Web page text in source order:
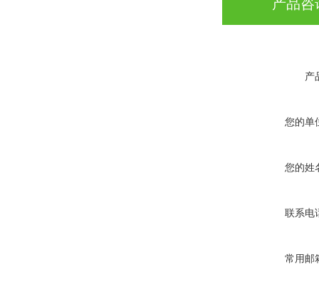
产品咨
产
您的单
您的姓
联系电
常用邮